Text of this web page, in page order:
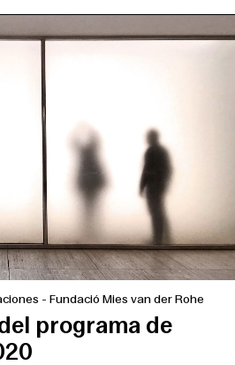
- Fundació Mies van der Rohe
programa de